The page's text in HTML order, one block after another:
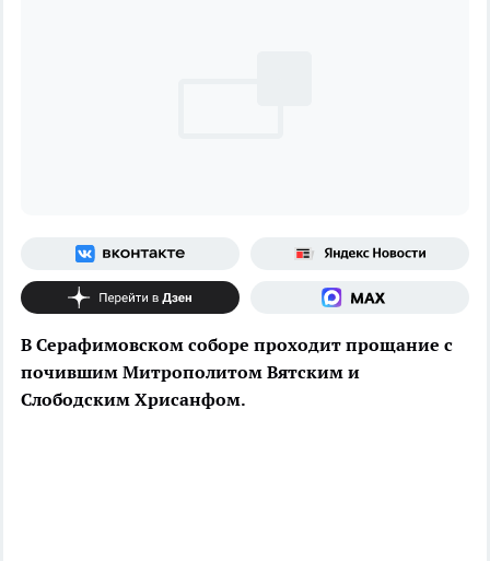
В Серафимовском соборе проходит прощание с
почившим Митрополитом Вятским и
Слободским Хрисанфом.